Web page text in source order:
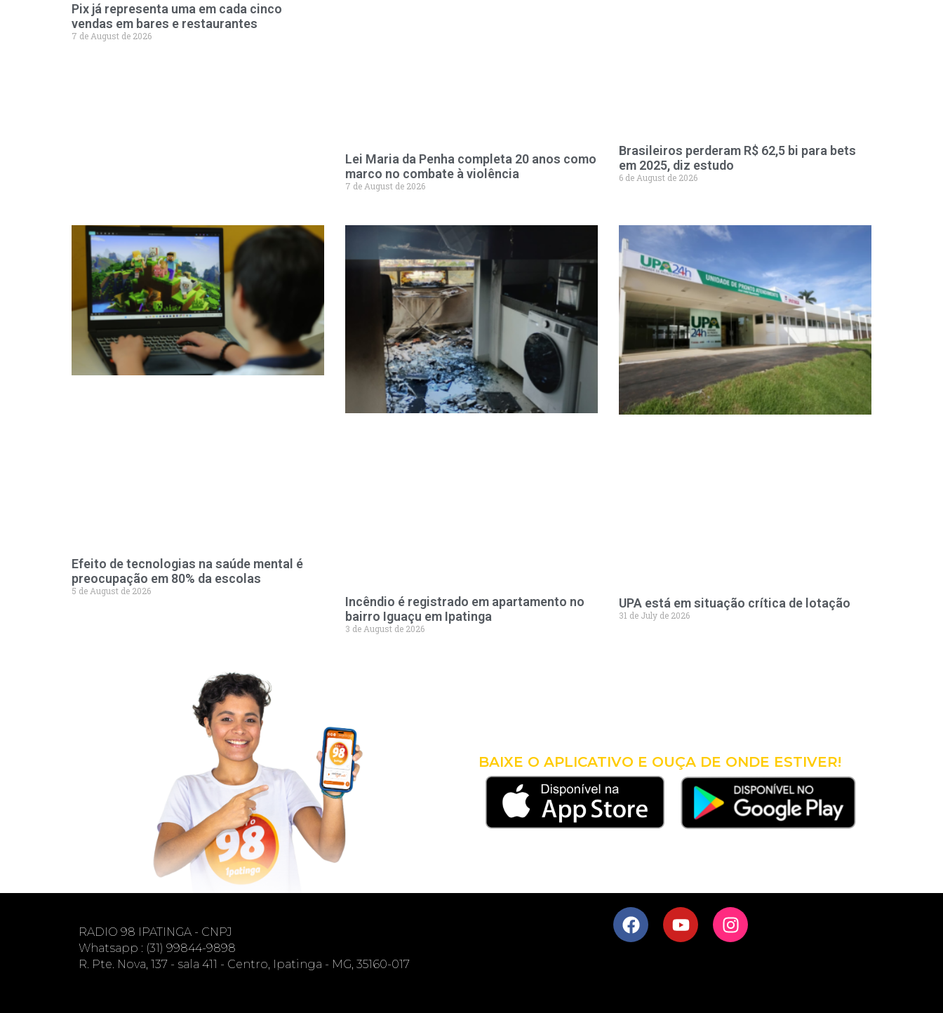
Pix já representa uma em cada cinco
vendas em bares e restaurantes
7 de August de 2026
Lei Maria da Penha completa 20 anos como
marco no combate à violência
7 de August de 2026
Brasileiros perderam R$ 62,5 bi para bets
em 2025, diz estudo
6 de August de 2026
Efeito de tecnologias na saúde mental é
preocupação em 80% da escolas
5 de August de 2026
Incêndio é registrado em apartamento no
bairro Iguaçu em Ipatinga
3 de August de 2026
UPA está em situação crítica de lotação
31 de July de 2026
BAIXE O APLICATIVO E OUÇA DE ONDE ESTIVER!
RADIO 98 IPATINGA - CNPJ
Whatsapp : (31) 99844-9898
R. Pte. Nova, 137 - sala 411 - Centro, Ipatinga - MG, 35160-017